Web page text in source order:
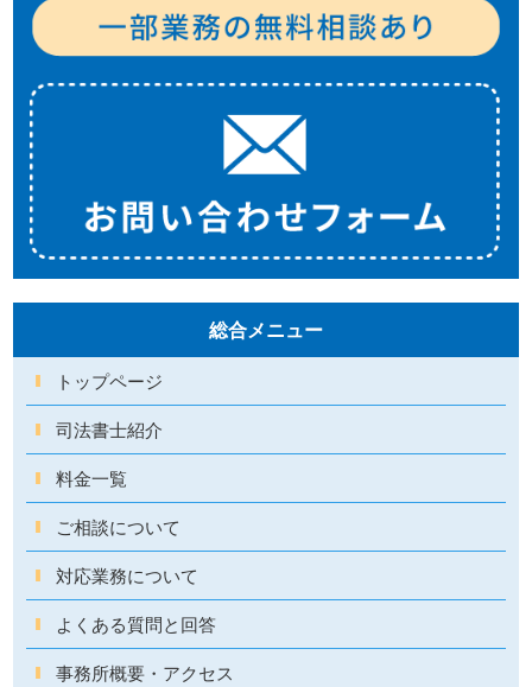
総合メニュー
トップページ
司法書士紹介
料金一覧
ご相談について
対応業務について
よくある質問と回答
事務所概要・アクセス